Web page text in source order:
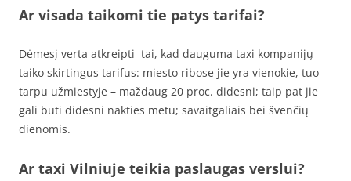
Ar visada taikomi tie patys tarifai?
Dėmesį verta atkreipti tai, kad dauguma taxi kompanijų
taiko skirtingus tarifus: miesto ribose jie yra vienokie, tuo
tarpu užmiestyje – maždaug 20 proc. didesni; taip pat jie
gali būti didesni nakties metu; savaitgaliais bei švenčių
dienomis.
Ar taxi Vilniuje teikia paslaugas verslui?